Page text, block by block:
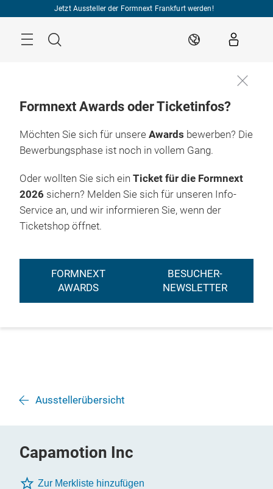
Jetzt Aussteller der Formnext Frankfurt werden!
Suche DE
Formnext Awards oder Ticketinfos?
Möchten Sie sich für unsere Awards bewerben? Die
Bewerbungsphase ist noch in vollem Gang.
Oder wollten Sie sich ein Ticket für die Formnext
2026 sichern? Melden Sie sich für unseren Info-
Service an, und wir informieren Sie, wenn der
Ticketshop öffnet.
FORMNEXT
AWARDS
BESUCHER-
NEWSLETTER
Ausstellerübersicht
Capamotion Inc
Zur Merkliste hinzufügen